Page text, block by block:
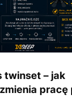
twinset – jak
pracę